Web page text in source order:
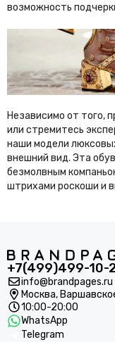
возможность
Независимо от того,
или стремитесь
наши модели
внешний вид. Эта
безмолвным
штрихами роскоши и
+7(499)499-10-
info@brandpages.ru
Москва,
10:00-20:00
WhatsApp
Telegram